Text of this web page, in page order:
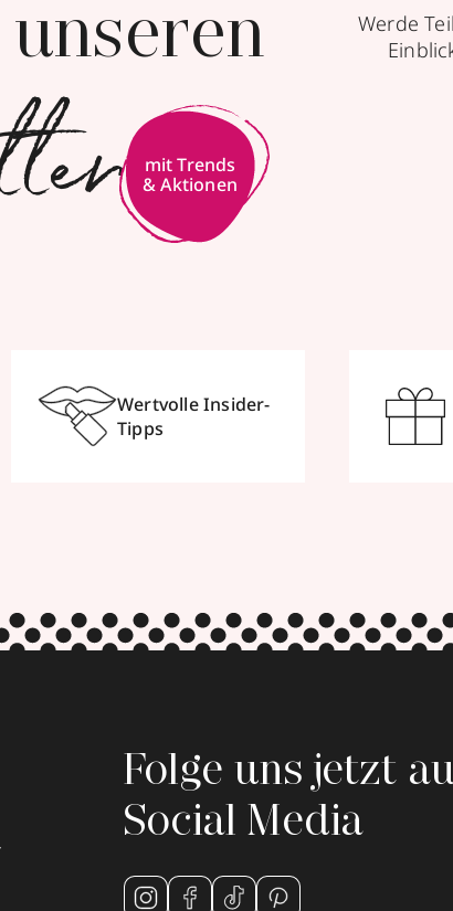
mit Trends
& Aktionen
Werde
Wertvolle Insider-
Tipps
Folge uns jetzt
Social Media